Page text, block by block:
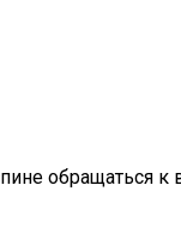
обращаться к